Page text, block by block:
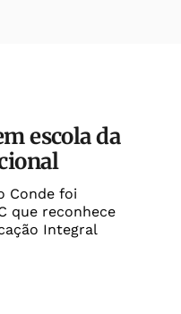
escola da
Conde foi
que reconhece
Integral